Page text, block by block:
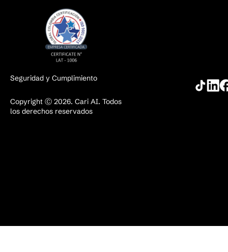
Seguridad y Cumplimiento
Copyright Ⓒ 2026. Cari AI. Todos
los derechos reservados